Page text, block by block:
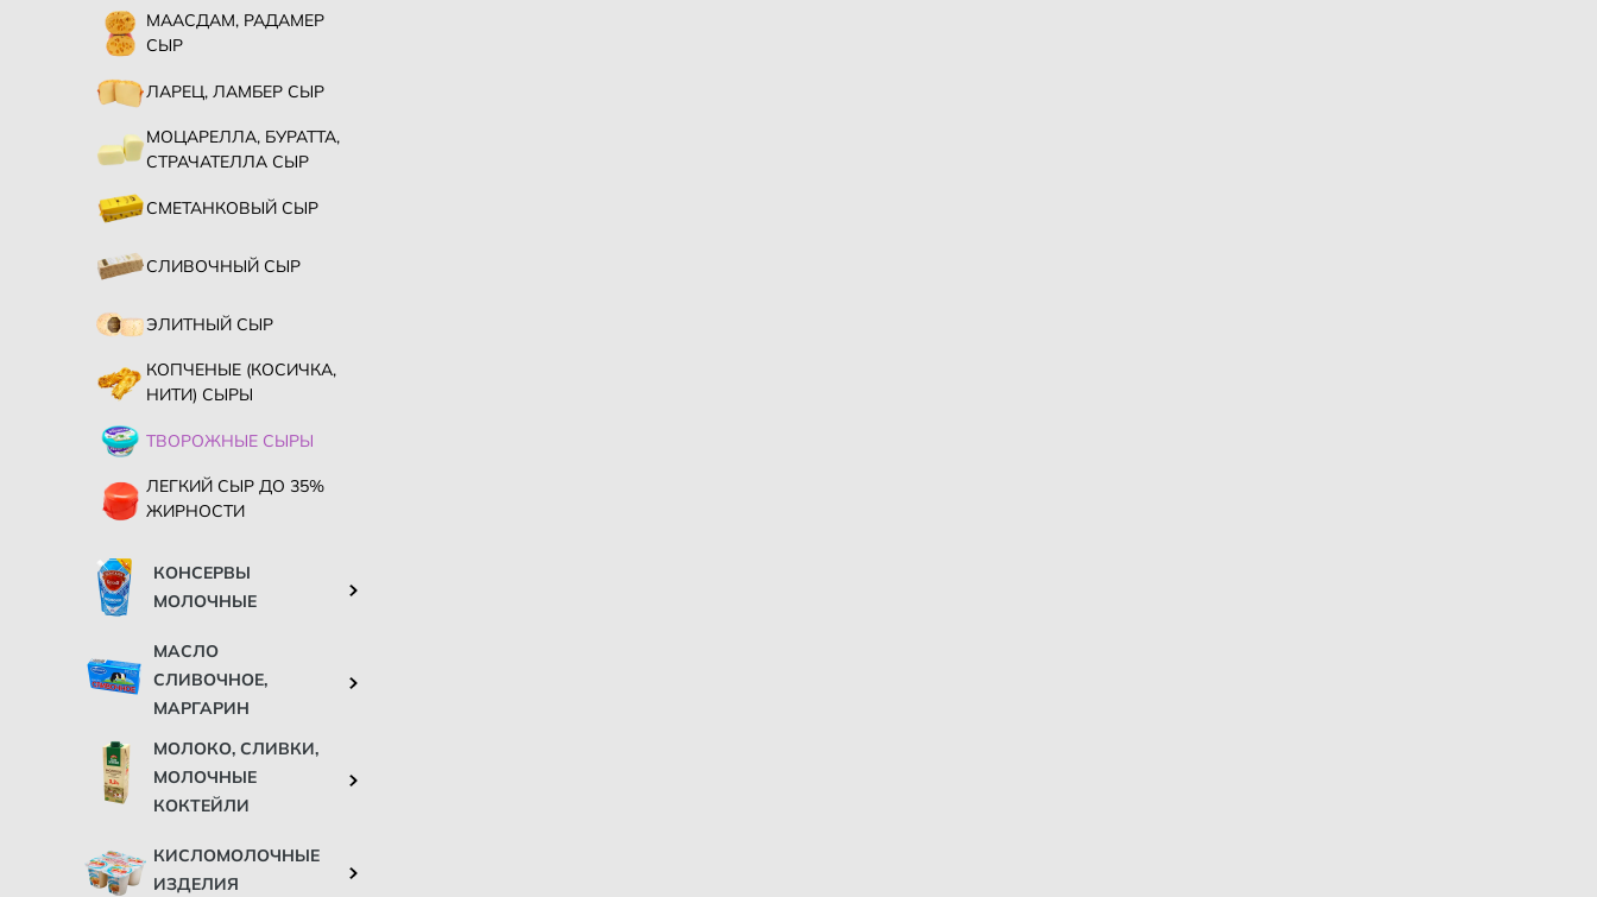
МААСДАМ, РАДАМЕР
СЫР
ЛАРЕЦ, ЛАМБЕР СЫР
МОЦАРЕЛЛА, БУРАТТА,
СТРАЧАТЕЛЛА СЫР
СМЕТАНКОВЫЙ СЫР
СЛИВОЧНЫЙ СЫР
ЭЛИТНЫЙ СЫР
КОПЧЕНЫЕ (КОСИЧКА,
НИТИ) СЫРЫ
ТВОРОЖНЫЕ СЫРЫ
ЛЕГКИЙ СЫР ДО 35%
ЖИРНОСТИ
КОНСЕРВЫ
МОЛОЧНЫЕ
МАСЛО
СЛИВОЧНОЕ,
МАРГАРИН
МОЛОКО, СЛИВКИ,
МОЛОЧНЫЕ
КОКТЕЙЛИ
КИСЛОМОЛОЧНЫЕ
ИЗДЕЛИЯ